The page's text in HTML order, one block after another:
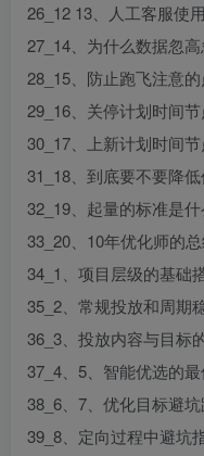
26_12 13、人工客服使
27_14、为什么数据忽
28_15、防止跑飞注意
29_16、关停计划时间
30_17、上新计划时间
31_18、到底要不要降
32_19、起量的标准是
33_20、10年优化师的
34_1、项目层级的基础
35_2、常规投放和周期
36_3、投放内容与目标
37_4、5、智能优选的
38_6、7、优化目标避
39_8、定向过程中避坑